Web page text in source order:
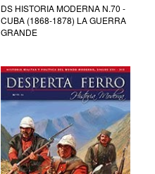
DS HISTORIA MODERNA N.70 -
CUBA (1868-1878) LA GUERRA
GRANDE